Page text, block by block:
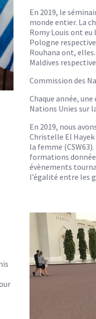
En 2019, le
monde entier. La
Romy Louis ont eu
Pologne
Rouhana ont,
Maldives
Commission des
Chaque année,
Nations Unies sur
En 2019, nous
Christelle El
la femme
formations
évènements
l’égalité entre les